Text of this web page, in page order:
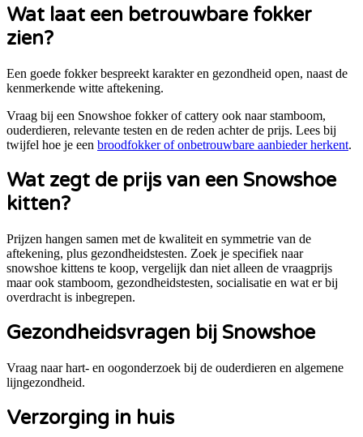
Wat laat een betrouwbare fokker
zien?
Een goede fokker bespreekt karakter en gezondheid open, naast de
kenmerkende witte aftekening.
Vraag bij een Snowshoe fokker of cattery ook naar stamboom,
ouderdieren, relevante testen en de reden achter de prijs. Lees bij
twijfel hoe je een broodfokker of onbetrouwbare aanbieder herkent.
Wat zegt de prijs van een Snowshoe
kitten?
Prijzen hangen samen met de kwaliteit en symmetrie van de
aftekening, plus gezondheidstesten. Zoek je specifiek naar
snowshoe kittens te koop, vergelijk dan niet alleen de vraagprijs
maar ook stamboom, gezondheidstesten, socialisatie en wat er bij
overdracht is inbegrepen.
Gezondheidsvragen bij Snowshoe
Vraag naar hart- en oogonderzoek bij de ouderdieren en algemene
lijngezondheid.
Verzorging in huis